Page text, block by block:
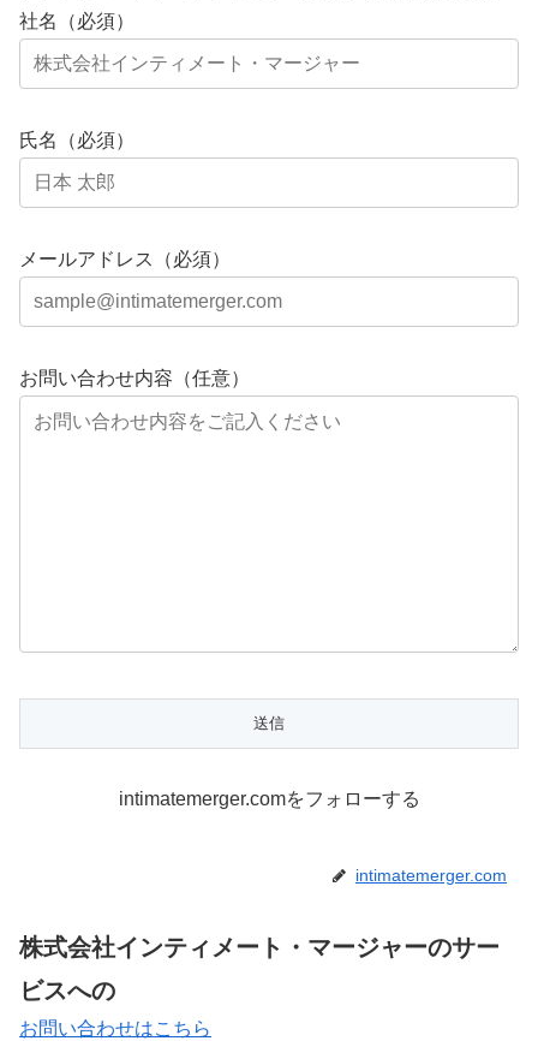
社名（必須）
氏名（必須）
メールアドレス（必須）
お問い合わせ内容（任意）
intimatemerger.comをフォローする
intimatemerger.com
株式会社インティメート・マージャーのサー
ビスへの
お問い合わせはこちら